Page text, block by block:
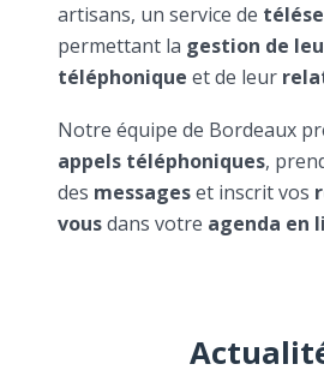
artisans, un service de
permettant la gestion de
téléphonique et de leur
Notre équipe de Bordeaux
appels téléphoniques,
des messageset inscrit vos
vousdans votre agenda en